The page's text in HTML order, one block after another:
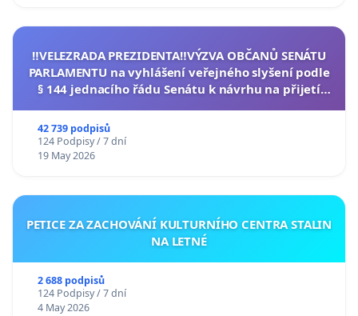
‼️VELEZRADA PREZIDENTA‼️VÝZVA OBČANŮ SENÁTU
PARLAMENTU na vyhlášení veřejného slyšení podle
§ 144 jednacího řádu Senátu k návrhu na přijetí
42 739 podpisů
124 Podpisy / 7 dní
19 May 2026
PETICE ZA ZACHOVÁNÍ KULTURNÍHO CENTRA STALIN
NA LETNÉ
2 688 podpisů
124 Podpisy / 7 dní
4 May 2026